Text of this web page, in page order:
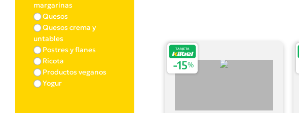
margarinas
Quesos
Quesos crema y
untables
Postres y flanes
Ricota
Productos veganos
Yogur